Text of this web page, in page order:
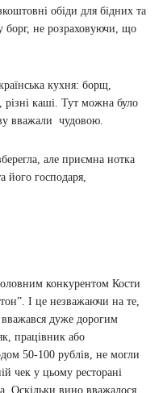
обіди для бідних та
борг, не розраховуючи, що
кухня: борщ,
різні каші. Тут можна було
вважали чудовою.
але приємна нотка
його господаря,
конкурентом Кости
І це незважаючи на те,
дуже дорогим
працівник або
50-100 рублів, не могли
чек у цьому ресторані
Оскільки вино вважалося